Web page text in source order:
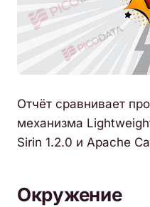
Отчёт сравнивает
механизма
Sirin 1.2.0 и Apache
Окружение